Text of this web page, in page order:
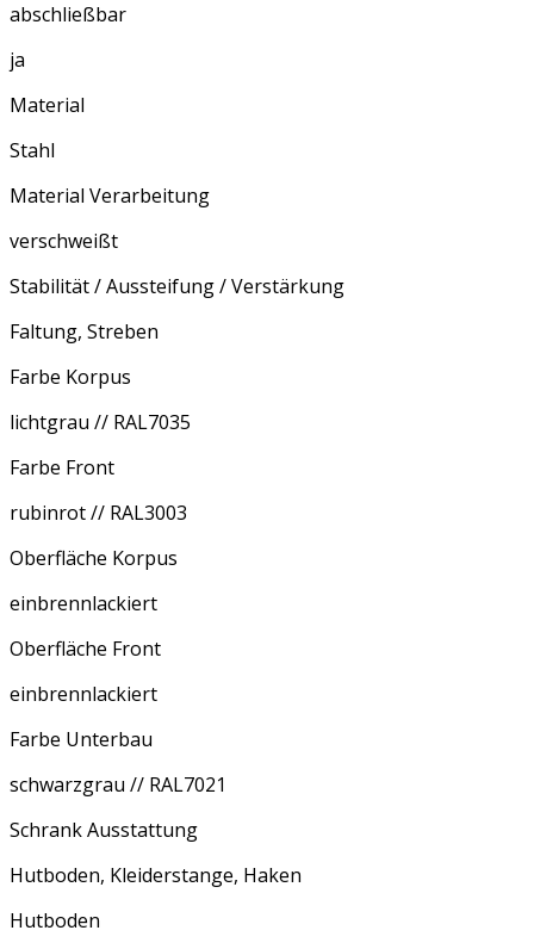
abschließbar
ja
Material
Stahl
Material Verarbeitung
verschweißt
Stabilität / Aussteifung / Verstärkung
Faltung, Streben
Farbe Korpus
lichtgrau // RAL7035
Farbe Front
rubinrot // RAL3003
Oberfläche Korpus
einbrennlackiert
Oberfläche Front
einbrennlackiert
Farbe Unterbau
schwarzgrau // RAL7021
Schrank Ausstattung
Hutboden, Kleiderstange, Haken
Hutboden